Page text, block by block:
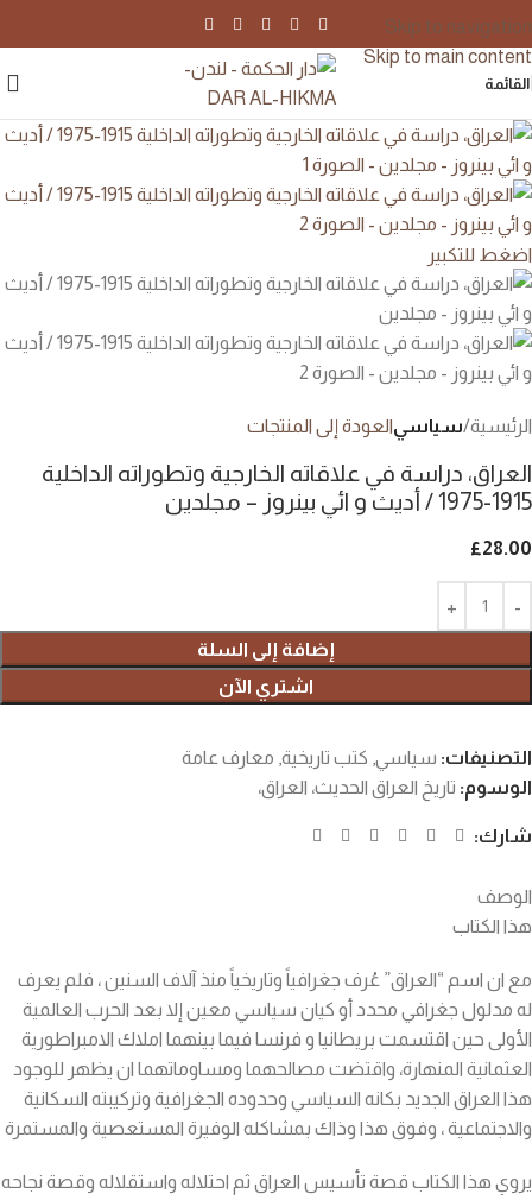
Skip to navigation
Skip to main content
القائمة
اضغط للتكبير
الرئيسية سياسيالعودة إلى المنتجات
العراق، دراسة في علاقاته الخارجية وتطوراته الداخلية
1915-1975 / أديث و ائي بينروز – مجلدين
£28.00
إضافة إلى السلة
اشتري الآن
التصنيفات: سياسي كتب تاريخية معارف عامة
الوسوم: تاريخ العراق الحديث، العراق،
شارك:
الوصف
هذا الكتاب
مع ان اسم “العراق” عُرف جغرافياً وتاريخياً منذ آلاف السنين ، فلم يعرف
له مدلول جغرافي محدد أو كيان سياسي معين إلا بعد الحرب العالمية
الأولى حين اقتسمت بريطانيا و فرنسا فيما بينهما املاك الامبراطورية
العثمانية المنهارة، واقتضت مصالحهما ومساوماتهما ان يظهر للوجود
هذا العراق الجديد بكانه السياسي وحدوده الجغرافية وتركيبته السكانية
والاجتماعية ، وفوق هذا وذاك بمشاكله الوفيرة المستعصية والمستمرة
يروي هذا الكتاب قصة تأسيس العراق ثم احتلاله واستقلاله وقصة نجاحه